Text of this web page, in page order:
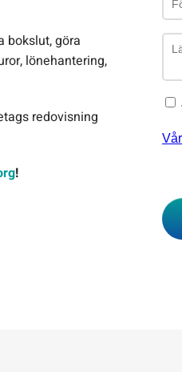
bokslut, göra
lönehantering,
redovisning
!